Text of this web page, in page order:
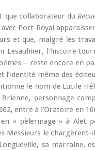
que collaborateur du
Port-Royal
et que, malgré les
Lesaulnier, l’histoire
– reste encore en
l’identité même des
le nom de Lucile
personnage
entré à l’Oratoire en
« pèlerinage » à Alet
Messieurs le chargèrent-
sa marraine,